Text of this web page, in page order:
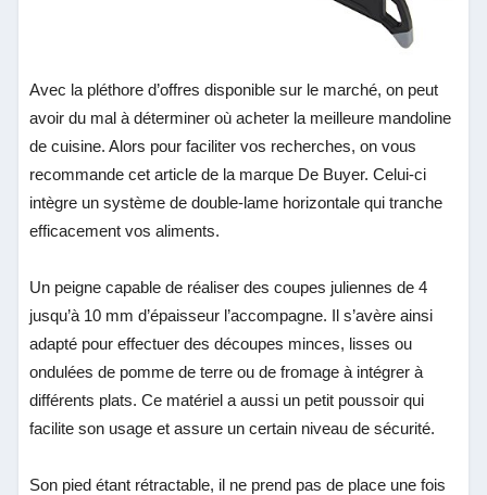
Avec la pléthore d’offres disponible sur le marché, on peut
avoir du mal à déterminer où acheter la meilleure mandoline
de cuisine. Alors pour faciliter vos recherches, on vous
recommande cet article de la marque De Buyer. Celui-ci
intègre un système de double-lame horizontale qui tranche
efficacement vos aliments.
Un peigne capable de réaliser des coupes juliennes de 4
jusqu’à 10 mm d’épaisseur l’accompagne. Il s’avère ainsi
adapté pour effectuer des découpes minces, lisses ou
ondulées de pomme de terre ou de fromage à intégrer à
différents plats. Ce matériel a aussi un petit poussoir qui
facilite son usage et assure un certain niveau de sécurité.
Son pied étant rétractable, il ne prend pas de place une fois